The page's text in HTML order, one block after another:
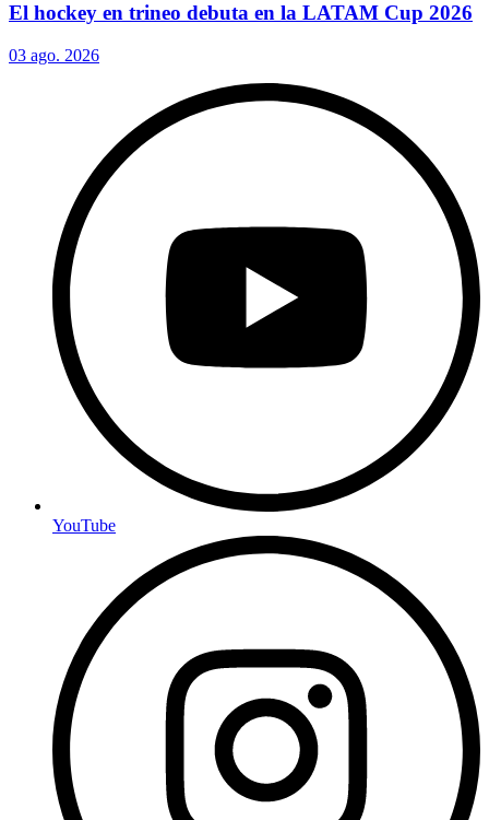
El hockey en trineo debuta en la LATAM Cup 2026
03 ago. 2026
YouTube